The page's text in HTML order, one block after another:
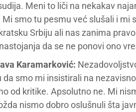
Meni to liči na nekakav
Mi smo tu pesmu već slušali i mi
Srbiju ali nas zanima
da se ne ponovi ono
Karamarković:
da smo mi insistirali na
od kritike. Apsolutno ne. Mi
nismo dobro oslušnuli šta